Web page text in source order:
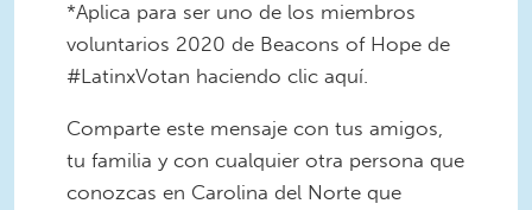
*Aplica para ser uno de los miembros
voluntarios 2020 de Beacons of Hope de
#LatinxVotan haciendo clic aquí.
Comparte este mensaje con tus amigos,
tu familia y con cualquier otra persona que
conozcas en Carolina del Norte que